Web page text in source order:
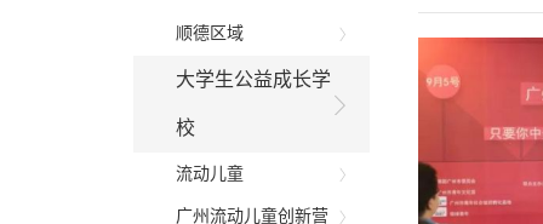
顺德区域
大学生公益成长学
校
流动儿童
广州流动儿童创新营